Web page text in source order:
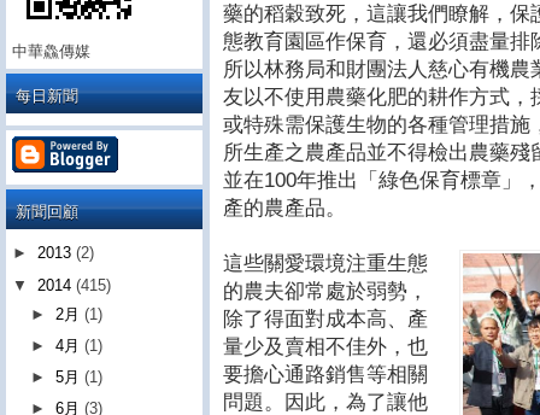
藥的稻穀致死，這讓我們瞭解，
態教育園區作保育，還必須盡量
所以林務局和財團法人慈心有機
友以不使用農藥化肥的耕作方式
或特殊需保護生物的各種管理措
所生產之農產品並不得檢出農藥
並在100年推出「綠色保育標章」
產的農產品。
這些關愛環境注重生態
的農夫卻常處於弱勢，
除了得面對成本高、產
量少及賣相不佳外，也
要擔心通路銷售等相關
問題。因此，為了讓他
中華鱻傳媒
每日新聞
新聞回顧
► 2013 (2)
▼ 2014 (415)
► 2月(1)
►4月(1)
►5月(1)
►6月(3)